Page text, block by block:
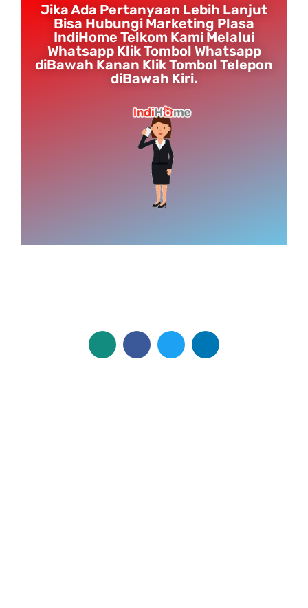
Jika Ada Pertanyaan Lebih Lanjut
Bisa Hubungi Marketing Plasa
IndiHome Telkom Kami Melalui
Whatsapp Klik Tombol Whatsapp
diBawah Kanan Klik Tombol Telepon
diBawah Kiri.